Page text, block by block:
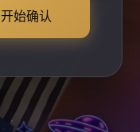
开始确认